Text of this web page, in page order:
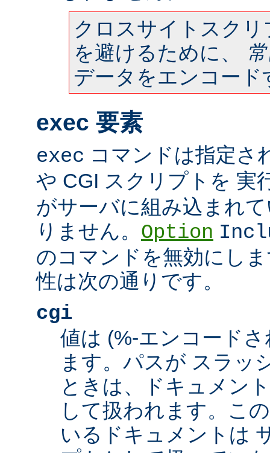
クロスサイトスク
を避けるために、
データをエンコード
exec 要素
exec コマンドは指定さ
や CGI スクリプトを 実
がサーバに組み込まれ
りません。 Option
のコマンドを無効にし
性は次の通りです。
cgi
値は (%-エンコード
ます。パスが スラッ
ときは、ドキュメン
して扱われます。こ
いるドキュメントは